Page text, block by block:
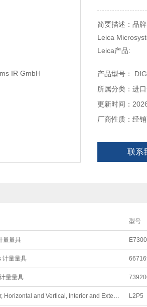
简要描述：品
Leica
Leica产品:
应用领域:
工业、化工、
产品型号：
所属分类：进
更新时间：
厂商性质：经
联系
型号
量量具 E7300
计量量具
量量具
Pendulum Self Leveling Cross Line Laser, Horizontal and Vertical, Interior and Exterior 手动工具测量和布局工具旋转和直线激光水平 L2P5